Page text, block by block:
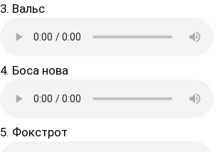
3. Вальс
4. Боса нова
5. Фокстрот